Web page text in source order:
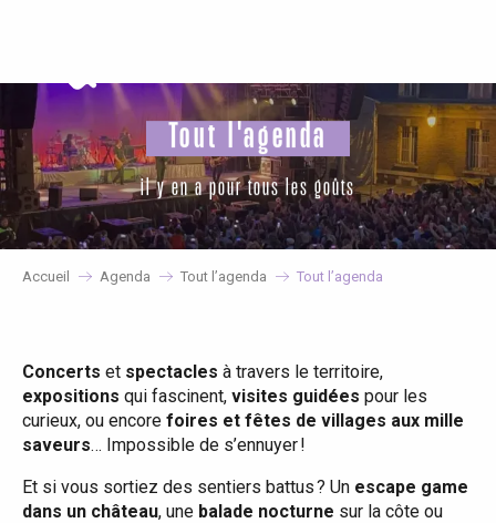
principal
Tout l'agenda
il y en a pour tous les goûts
Accueil Agenda Tout l’agenda Tout l’agenda
Concerts et spectacles à travers le territoire,
expositions qui fascinent, visites guidées pour les
curieux, ou encore foires et fêtes de villages aux mille
saveurs… Impossible de s’ennuyer !
Et si vous sortiez des sentiers battus ? Un escape game
dans un château, une balade nocturne sur la côte ou